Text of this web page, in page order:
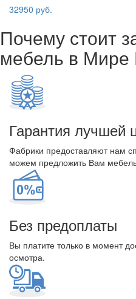
32950 руб.
Почему стоит
мебель в
Гарантия лучшей
Фабрики предоставляют нам
можем предложить Вам
Без предоплаты
Вы платите только в момент
осмотра.